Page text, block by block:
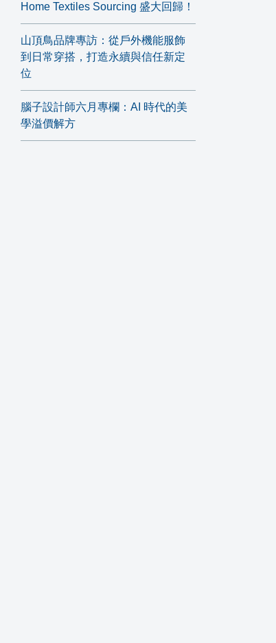
Home Textiles Sourcing 盛大回歸！
山頂鳥品牌專訪：從戶外機能服飾
到日常穿搭，打造永續與信任新定
位
腦子設計師六月專欄：AI 時代的美
學溢價解方